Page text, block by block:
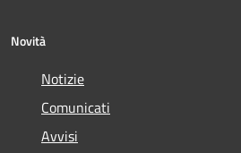
Novità
Notizie
Comunicati
Avvisi